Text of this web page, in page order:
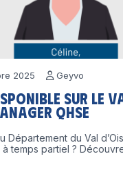
2025 Geyvo
sur le
QHSE
Département du Val
à temps partiel ?